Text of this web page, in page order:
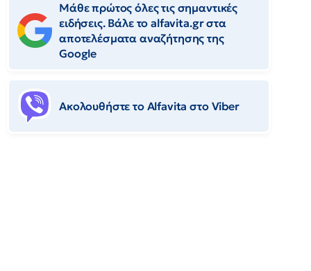
Μάθε πρώτος όλες τις σημαντικές
ειδήσεις. Βάλε το alfavita.gr στα
αποτελέσματα αναζήτησης της
Google
Ακολουθήστε το Αlfavita στο Viber